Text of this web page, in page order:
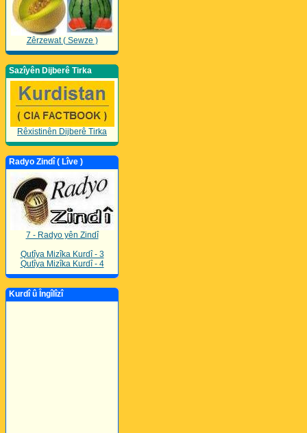
Zêrzewat ( Sewze )
Sazîyên Dijberê Tirka
Rêxistinên Dijberê Tirka
Radyo Zindî ( Lîve )
7 - Radyo yên Zindî
Qutîya Mizîka Kurdî - 3
Qutîya Mizîka Kurdî - 4
Kurdî û Îngîlîzî